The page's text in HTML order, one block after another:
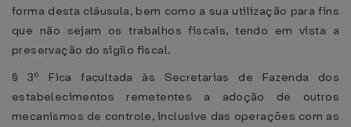
forma desta cláusula, bem como a sua utilização para fins
que não sejam os trabalhos fiscais, tendo em vista a
preservação do sigilo fiscal.
§ 3º Fica facultada às Secretarias de Fazenda dos
estabelecimentos remetentes a adoção de outros
mecanismos de controle, inclusive das operações com as